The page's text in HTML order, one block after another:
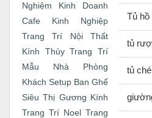
Nghiệm Kinh Doanh
Cafe
Kinh Nghiệp
Trang Trí Nội Thất
Kính Thủy Trang Trí
Mẫu Nhà
Phòng
Khách Setup Ban Ghế
Siêu Thị Gương Kính
Trang Trí Noel Trang
Tủ
tủ
tủ